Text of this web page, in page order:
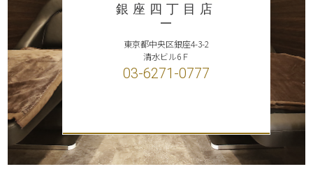
銀座四丁目店
東京都中央区銀座4-3-2
清水ビル6Ｆ
03-6271-0777